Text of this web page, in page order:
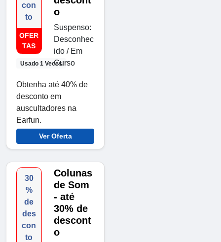
con
to
OFER
TAS
Usado 1 Veces
o
Suspenso:
Desconhec
ido / Em
Curso
Obtenha até 40% de
desconto em
auscultadores na
Earfun.
Ver Oferta
30
%
de
des
con
to
Colunas
de Som
- até
30% de
descont
o